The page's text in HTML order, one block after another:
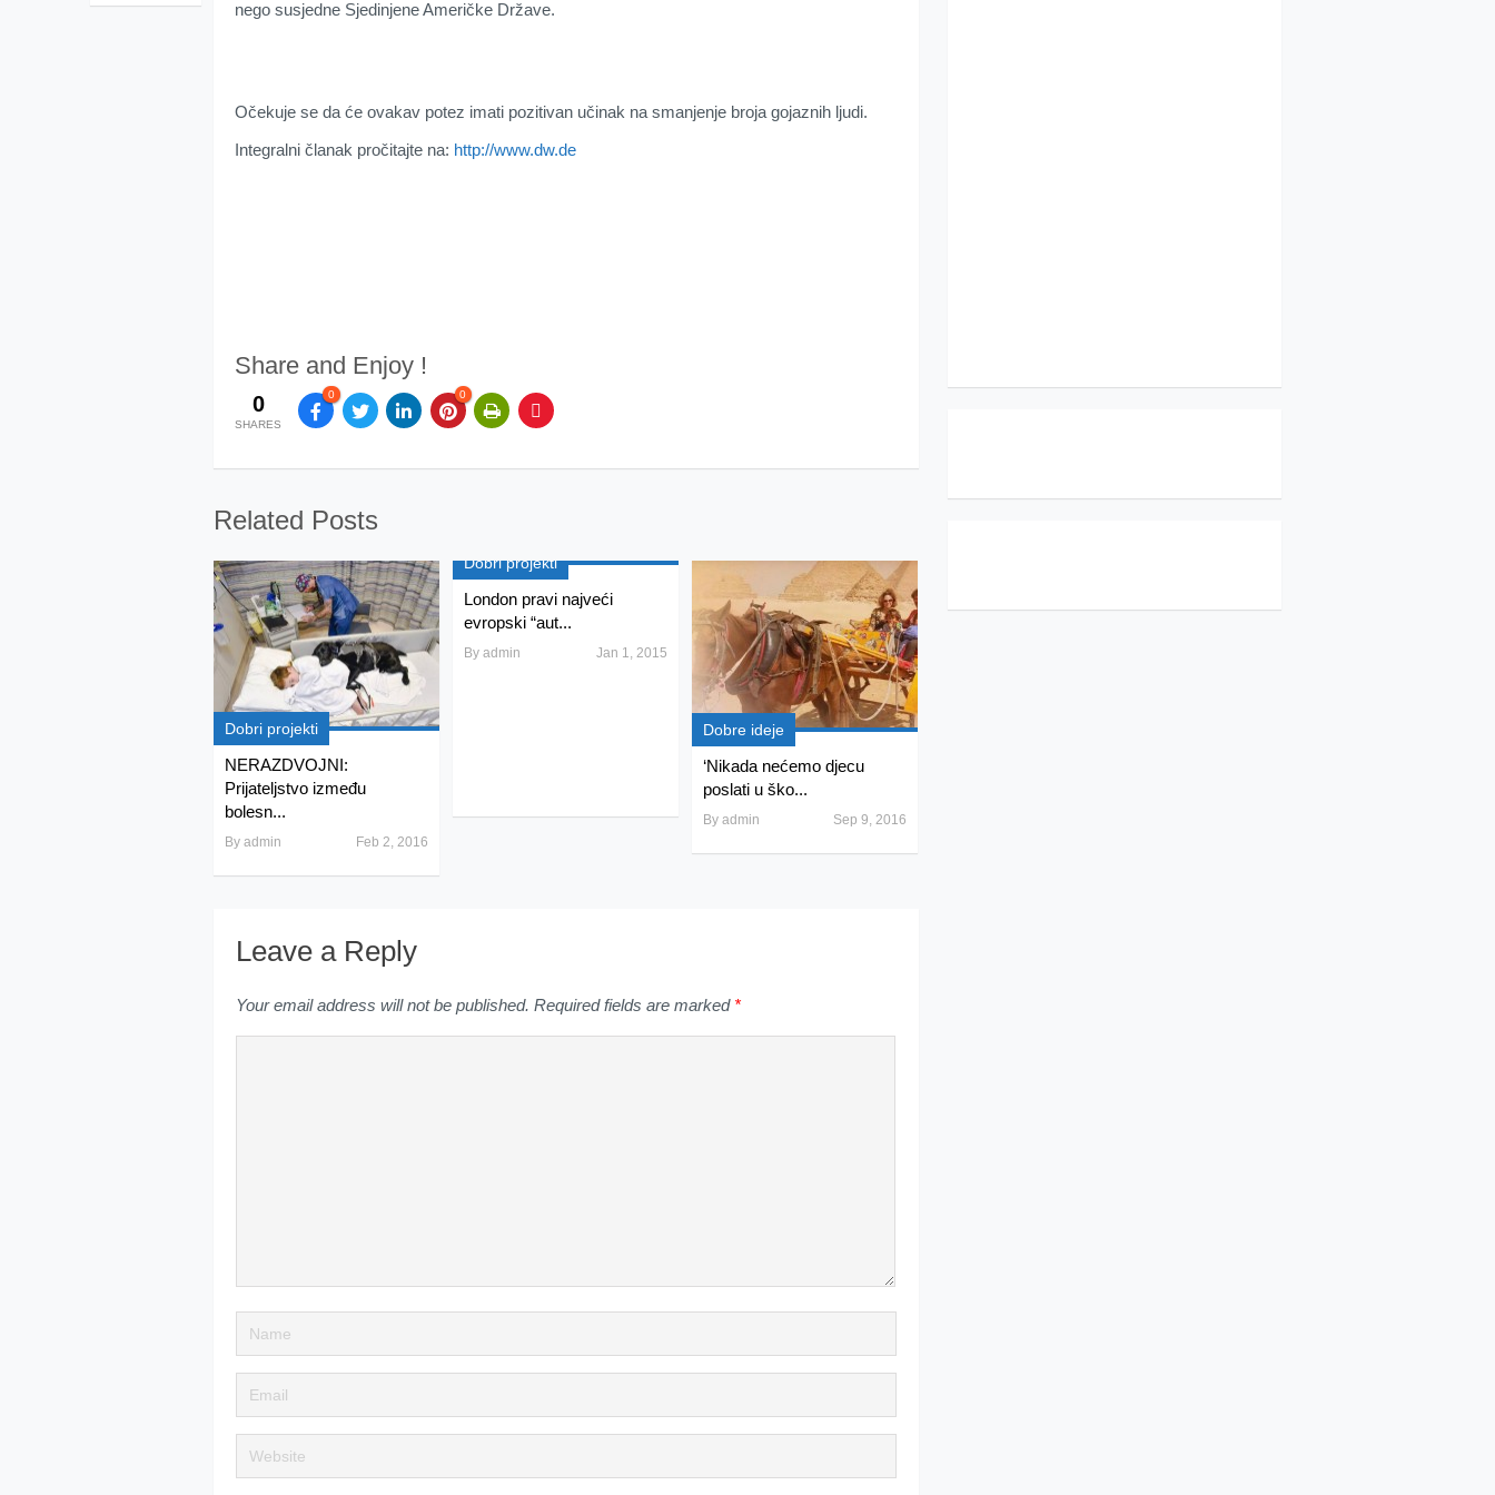
nego susjedne Sjedinjene Američke Države.
Očekuje se da će ovakav potez imati pozitivan učinak na smanjenje broja gojaznih ljudi.
Integralni članak pročitajte na: http://www.dw.de
Share and Enjoy !
0
SHARES
0 0
Related Posts
Dobri projekti
NERAZDVOJNI:
Prijateljstvo između
bolesn...
By admin Feb 2, 2016
Dobri projekti
London pravi najveći
evropski “aut...
By admin Jan 1, 2015
Dobre ideje
‘Nikada nećemo djecu
poslati u ško...
By admin Sep 9, 2016
Leave a Reply
Your email address will not be published. Required fields are marked *